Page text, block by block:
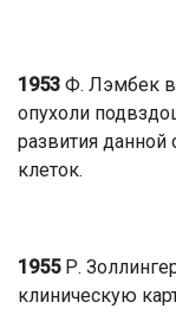
1953 Ф. Лэмбек
опухоли
развития
клеток.
1955Р.
клиническую